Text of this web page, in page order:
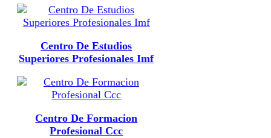
Centro De Estudios
Superiores Profesionales Imf
Centro De Formacion
Profesional Ccc